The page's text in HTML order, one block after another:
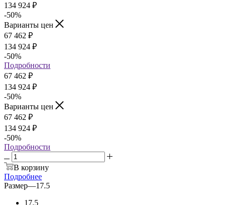
134 924 ₽
-50%
Варианты цен
67 462 ₽
134 924 ₽
-50%
Подробности
67 462 ₽
134 924 ₽
-50%
Варианты цен
67 462 ₽
134 924 ₽
-50%
Подробности
В корзину
Подробнее
Размер—17.5
17.5